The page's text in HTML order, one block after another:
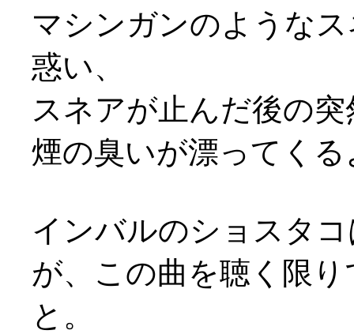
マシンガンのような
惑い、
スネアが止んだ後の
煙の臭いが漂ってく
インバルのショスタ
が、この曲を聴く限
と。